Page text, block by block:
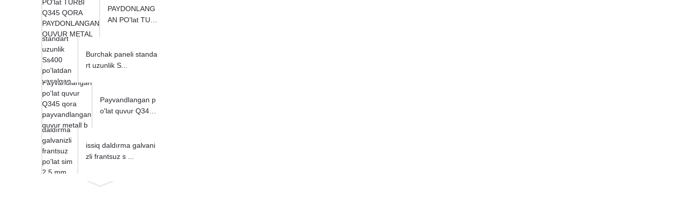
PAYDONLANG
AN PO'lat TUR
Burchak paneli standa
rt uzunlik S...
Payvandlangan p
o'lat quvur Q345
issiq daldırma galvani
zli frantsuz s ...